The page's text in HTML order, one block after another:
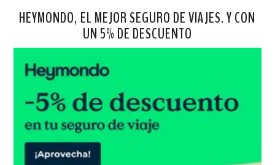
HEYMONDO, EL MEJOR SEGURO DE VIAJES. Y CON
UN 5% DE DESCUENTO